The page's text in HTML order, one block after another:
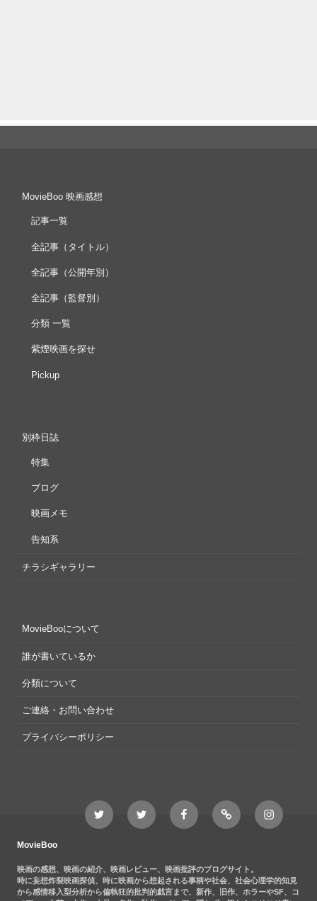
MovieBoo 映画感想
記事一覧
全記事（タイトル）
全記事（公開年別）
全記事（監督別）
分類 一覧
紫煙映画を探せ
Pickup
別枠日誌
特集
ブログ
映画メモ
告知系
チラシギャラリー
MovieBooについて
誰が書いているか
分類について
ご連絡・お問い合わせ
プライバシーポリシー
Twitter
MovieBoo
Twitter
Nezshi
Movieboo
Facebook
Feedly
Instagram
Nezshi
MovieBoo
映画の感想、映画の紹介、映画レビュー、映画批評のブログサイト。
時に妄想炸裂映画探偵、時に映画から想起される事柄や社会、社会心理学的知見
から感情移入型分析から偏執狂的批判的戯言まで、新作、旧作、ホラーやSF、コ